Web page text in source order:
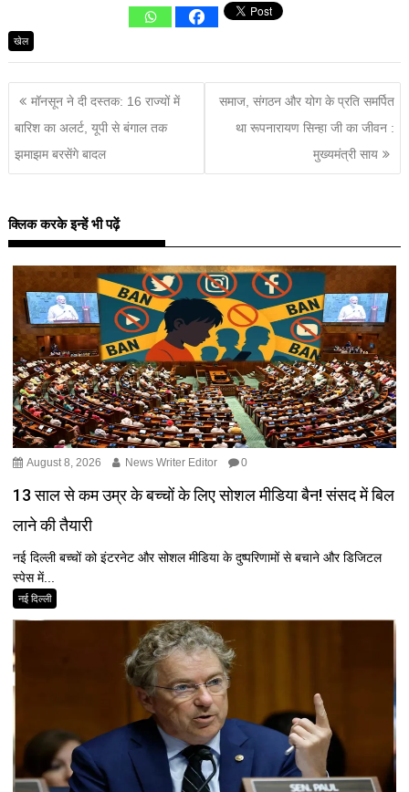
खेल
मॉनसून ने दी दस्तक: 16 राज्यों में
बारिश का अलर्ट, यूपी से बंगाल तक
झमाझम बरसेंगे बादल
समाज, संगठन और योग के प्रति समर्पित
था रूपनारायण सिन्हा जी का जीवन :
मुख्यमंत्री साय
क्लिक करके इन्हें भी पढ़ें
August 8, 2026 News Writer Editor 0
13 साल से कम उम्र के बच्चों के लिए सोशल मीडिया बैन! संसद में बिल
लाने की तैयारी
नई दिल्ली बच्चों को इंटरनेट और सोशल मीडिया के दुष्परिणामों से बचाने और डिजिटल
स्पेस में...
नई दिल्ली